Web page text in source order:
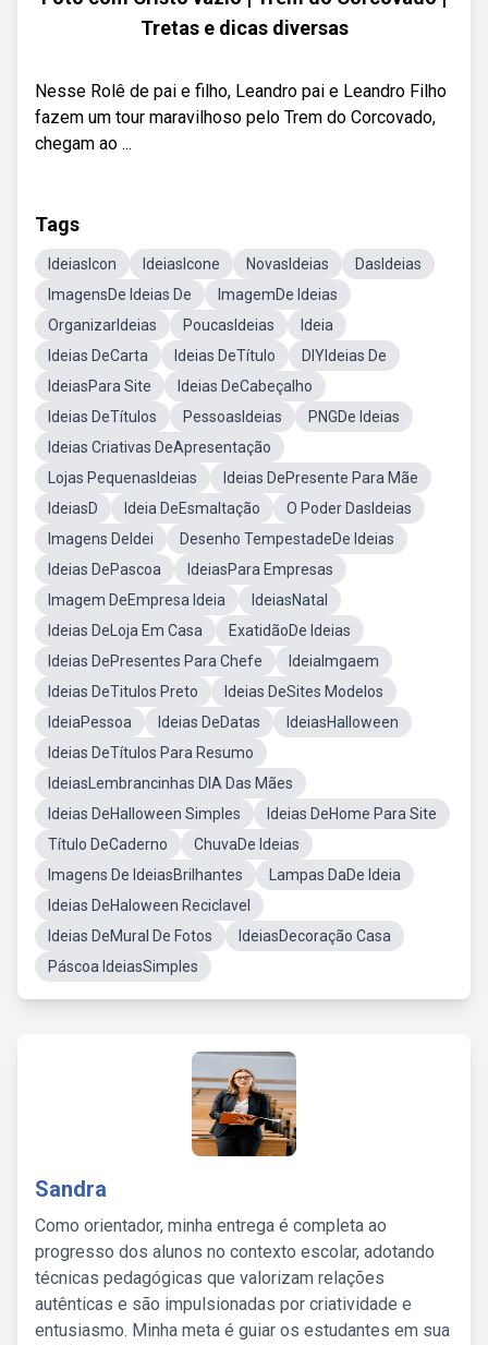
Tretas e dicas diversas
Nesse Rolê de pai e filho, Leandro pai e Leandro Filho
fazem um tour maravilhoso pelo Trem do Corcovado,
chegam ao ...
Tags
IdeiasIcon IdeiasIcone NovasIdeias
DasIdeias
ImagensDe Ideias De
ImagemDe Ideias
OrganizarIdeias
PoucasIdeias
Ideia
Ideias DeCarta
Ideias DeTítulo
DIYIdeias De
IdeiasPara Site
Ideias DeCabeçalho
Ideias DeTítulos
PessoasIdeias
PNGDe Ideias
Ideias Criativas DeApresentação
Lojas PequenasIdeias
Ideias DePresente Para Mãe
IdeiasD
Ideia DeEsmaltação
O Poder DasIdeias
Imagens DeIdei
Desenho TempestadeDe Ideias
Ideias DePascoa
IdeiasPara Empresas
Imagem DeEmpresa Ideia
IdeiasNatal
Ideias DeLoja Em Casa
ExatidãoDe Ideias
Ideias DePresentes Para Chefe
IdeiaImgaem
Ideias DeTitulos Preto
Ideias DeSites Modelos
IdeiaPessoa
Ideias DeDatas
IdeiasHalloween
Ideias DeTítulos Para Resumo
IdeiasLembrancinhas DIA Das Mães
Ideias DeHalloween Simples
Ideias DeHome Para Site
Título DeCaderno
ChuvaDe Ideias
Imagens De IdeiasBrilhantes
Lampas DaDe Ideia
Ideias DeHaloween Reciclavel
Ideias DeMural De Fotos
IdeiasDecoração Casa
Páscoa IdeiasSimples
Sandra
Como orientador, minha entrega é completa ao
progresso dos alunos no contexto escolar, adotando
técnicas pedagógicas que valorizam relações
autênticas e são impulsionadas por criatividade e
entusiasmo. Minha meta é guiar os estudantes em sua